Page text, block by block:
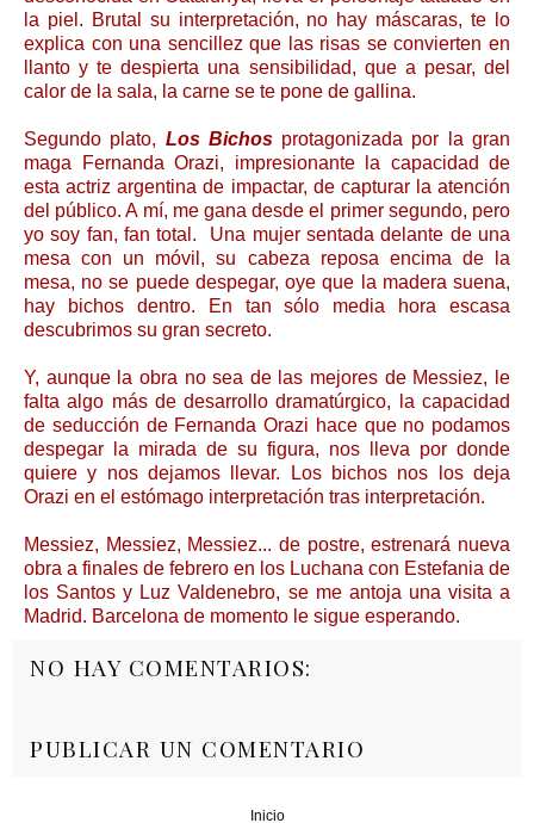
la piel. Brutal su interpretación, no hay máscaras, te lo
explica con una sencillez que las risas se convierten en
llanto y te despierta una sensibilidad, que a pesar, del
calor de la sala, la carne se te pone de gallina.
Segundo plato, Los Bichosprotagonizada por la gran
maga Fernanda Orazi, impresionante la capacidad de
esta actriz argentina de impactar, de capturar la atención
del público. A mí, me gana desde el primer segundo, pero
yo soy fan, fan total. Una mujer sentada delante de una
mesa con un móvil, su cabeza reposa encima de la
mesa, no se puede despegar, oye que la madera suena,
hay bichos dentro. En tan sólo media hora escasa
descubrimos su gran secreto.
Y, aunque la obra no sea de las mejores de Messiez, le
falta algo más de desarrollo dramatúrgico, la capacidad
de seducción de Fernanda Orazi hace que no podamos
despegar la mirada de su figura, nos lleva por donde
quiere y nos dejamos llevar. Los bichos nos los deja
Orazi en el estómago interpretación tras interpretación.
Messiez, Messiez, Messiez... de postre, estrenará nueva
obra a finales de febrero en los Luchana con Estefania de
los Santos y Luz Valdenebro, se me antoja una visita a
Madrid. Barcelona de momento le sigue esperando.
NO HAY COMENTARIOS:
PUBLICAR UN COMENTARIO
Inicio